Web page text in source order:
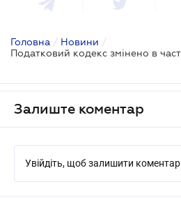
Головна / Новини /
Залиште коментар
Увійдіть, щоб залишити коментар